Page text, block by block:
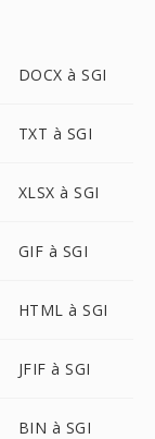
DOCX à SGI
TXT à SGI
XLSX à SGI
GIF à SGI
HTML à SGI
JFIF à SGI
BIN à SGI